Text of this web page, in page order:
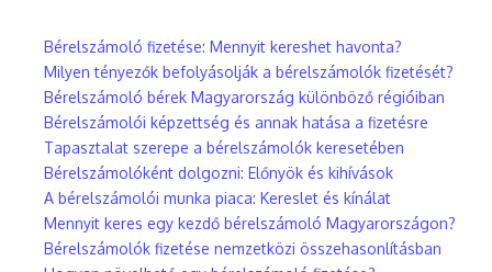
Bérelszámoló fizetése: Mennyit kereshet havonta?
Milyen tényezők befolyásolják a bérelszámolók fizetését?
Bérelszámoló bérek Magyarország különböző régióiban
Bérelszámolói képzettség és annak hatása a fizetésre
Tapasztalat szerepe a bérelszámolók keresetében
Bérelszámolóként dolgozni: Előnyök és kihívások
A bérelszámolói munka piaca: Kereslet és kínálat
Mennyit keres egy kezdő bérelszámoló Magyarországon?
Bérelszámolók fizetése nemzetközi összehasonlításban